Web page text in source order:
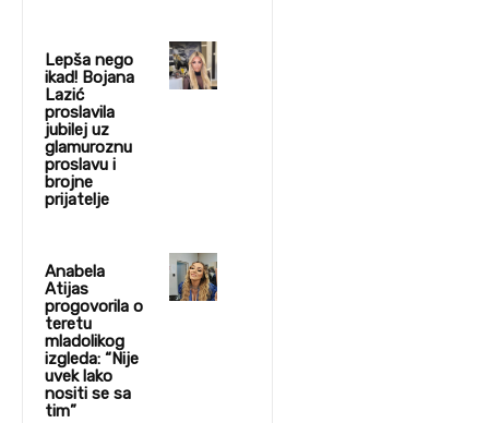
Lepša nego
ikad! Bojana
Lazić
proslavila
jubilej uz
glamuroznu
proslavu i
brojne
prijatelje
Anabela
Atijas
progovorila o
teretu
mladolikog
izgleda: “Nije
uvek lako
nositi se sa
tim”